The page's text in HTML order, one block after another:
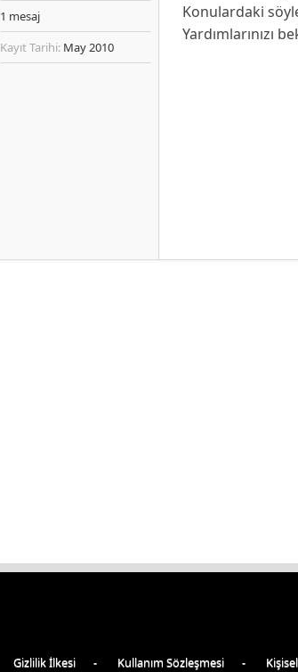
1 mesaj
Kayıt Tarihi: May 2010
Konulardaki
Yardımlarınızı
Gizlilik İlkesi Kullanım Sözleşmesi